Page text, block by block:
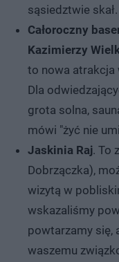
sąsiedztwie skał.
Całoroczny
Kazimierzy
to nowa
Dla
grota solna,
mówi "żyć nie
Jaskinia Raj. To
Dobrzączka),
wizytą w
wskazaliśmy
powtarzamy się,
waszemu